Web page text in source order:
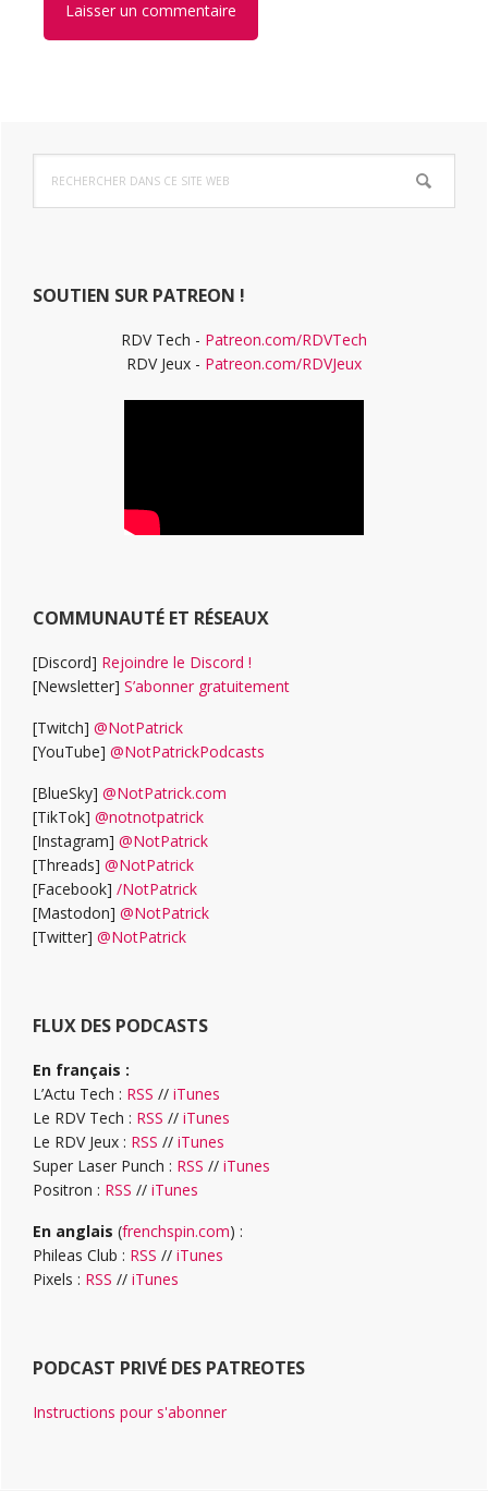
Barre
latérale
dans
ce
SOUTIEN SUR PATREON !
RDV Tech - Patreon.com/RDVTech
RDV Jeux - Patreon.com/RDVJeux
COMMUNAUTÉ ET RÉSEAUX
[Discord] Rejoindre le Discord !
[Newsletter] S’abonner gratuitement
[Twitch] @NotPatrick
[YouTube] @NotPatrickPodcasts
[BlueSky] @NotPatrick.com
[TikTok] @notnotpatrick
[Instagram] @NotPatrick
[Threads] @NotPatrick
[Facebook] /NotPatrick
[Mastodon] @NotPatrick
[Twitter] @NotPatrick
FLUX DES PODCASTS
En français :
L’Actu Tech : RSS // iTunes
Le RDV Tech : RSS // iTunes
Le RDV Jeux : RSS // iTunes
Super Laser Punch : RSS // iTunes
Positron : RSS // iTunes
En anglais (frenchspin.com) :
Phileas Club : RSS // iTunes
Pixels : RSS // iTunes
PODCAST PRIVÉ DES PATREOTES
Instructions pour s'abonner